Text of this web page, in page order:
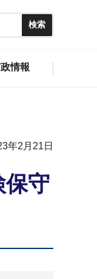
情報
年2月21日
保守